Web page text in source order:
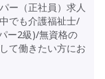
ー（正社員）求人
でも介護福祉士/
ー2級)/無資格の
て働きたい方にお